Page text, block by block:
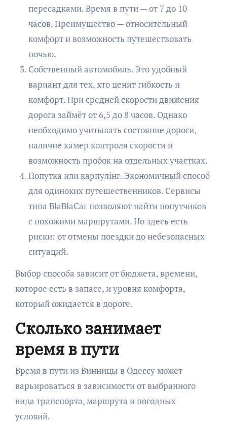
пересадками. Время в пути — от 7 до 10
часов. Преимущество — относительный
комфорт и возможность путешествовать
ночью.
Собственный автомобиль. Это удобный
вариант для тех, кто ценит гибкость и
комфорт. При средней скорости движения
дорога займёт от 6,5 до 8 часов. Однако
необходимо учитывать состояние дороги,
наличие камер контроля скорости и
возможность пробок на отдельных участках.
Попутка или карпулінг. Экономичный способ
для одиноких путешественников. Сервисы
типа BlaBlaCar позволяют найти попутчиков
с похожими маршрутами. Но здесь есть
риски: от отмены поездки до небезопасных
ситуаций.
Выбор способа зависит от бюджета, времени,
которое есть в запасе, и уровня комфорта,
который ожидается в дороге.
Сколько занимает
время в пути
Время в пути из Винницы в Одессу может
варьироваться в зависимости от выбранного
вида транспорта, маршрута и погодных
условий.